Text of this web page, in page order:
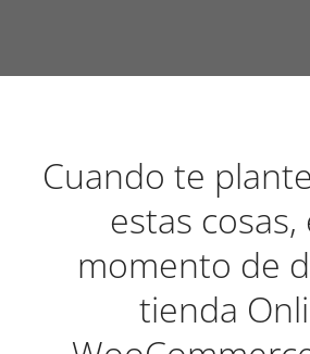
Cuando te
estas cosas,
momento de
tienda